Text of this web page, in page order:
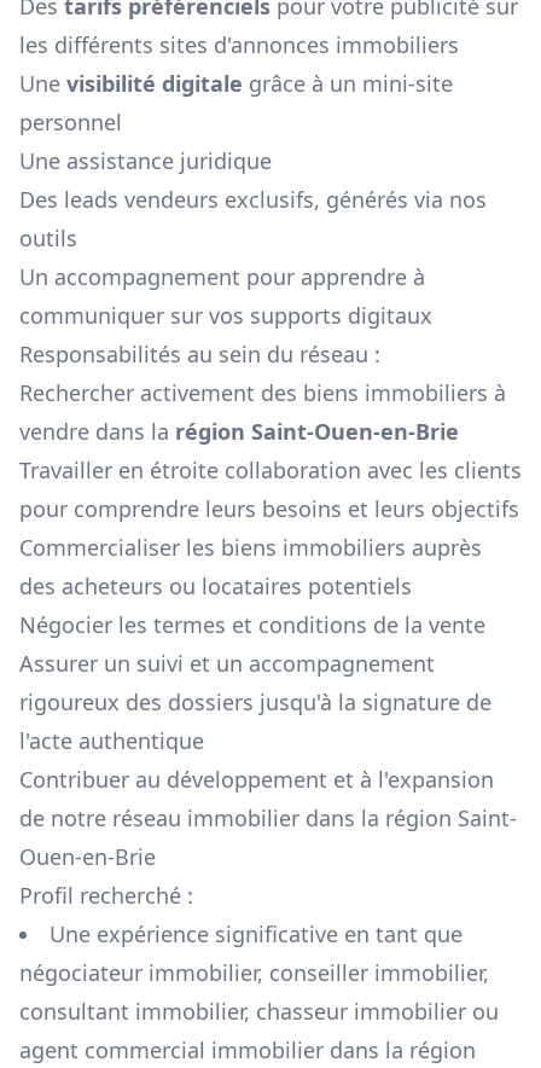
Des tarifs préférenciels pour votre publicité sur
les différents sites d'annonces immobiliers
Une visibilité digitale grâce à un mini-site
personnel
Une assistance juridique
Des leads vendeurs exclusifs, générés via nos
outils
Un accompagnement pour apprendre à
communiquer sur vos supports digitaux
Responsabilités au sein du réseau :
Rechercher activement des biens immobiliers à
vendre dans la région Saint-Ouen-en-Brie
Travailler en étroite collaboration avec les clients
pour comprendre leurs besoins et leurs objectifs
Commercialiser les biens immobiliers auprès
des acheteurs ou locataires potentiels
Négocier les termes et conditions de la vente
Assurer un suivi et un accompagnement
rigoureux des dossiers jusqu'à la signature de
l'acte authentique
Contribuer au développement et à l'expansion
de notre réseau immobilier dans la région Saint-
Ouen-en-Brie
Profil recherché :
Une expérience significative en tant que
négociateur immobilier, conseiller immobilier,
consultant immobilier, chasseur immobilier ou
agent commercial immobilier dans la région